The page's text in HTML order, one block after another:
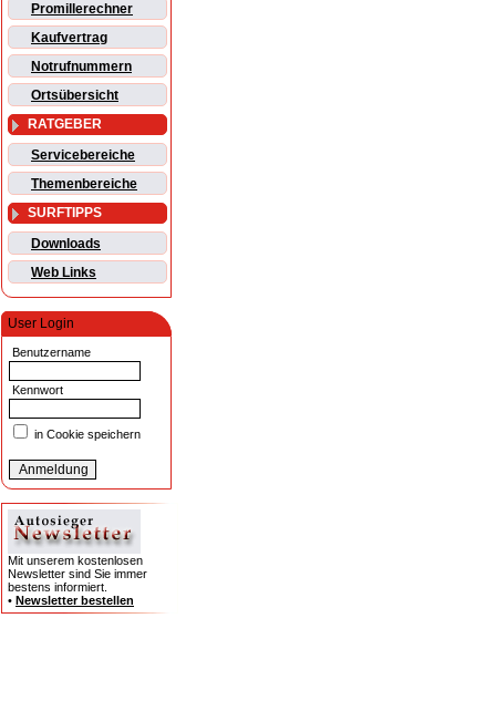
Promillerechner
Kaufvertrag
Notrufnummern
Ortsübersicht
RATGEBER
Servicebereiche
Themenbereiche
SURFTIPPS
Downloads
Web Links
User Login
Benutzername
Kennwort
in Cookie speichern
Mit unserem kostenlosen
Newsletter sind Sie immer
bestens informiert.
• Newsletter bestellen